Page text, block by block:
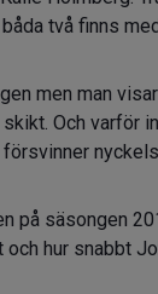
två finns
men man
Och varför
försvinner
på säsongen
hur snabbt